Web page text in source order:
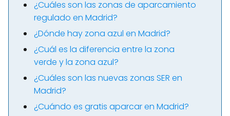
¿Cuáles son las zonas de aparcamiento
regulado en Madrid?
¿Dónde hay zona azul en Madrid?
¿Cuál es la diferencia entre la zona
verde y la zona azul?
¿Cuáles son las nuevas zonas SER en
Madrid?
¿Cuándo es gratis aparcar en Madrid?